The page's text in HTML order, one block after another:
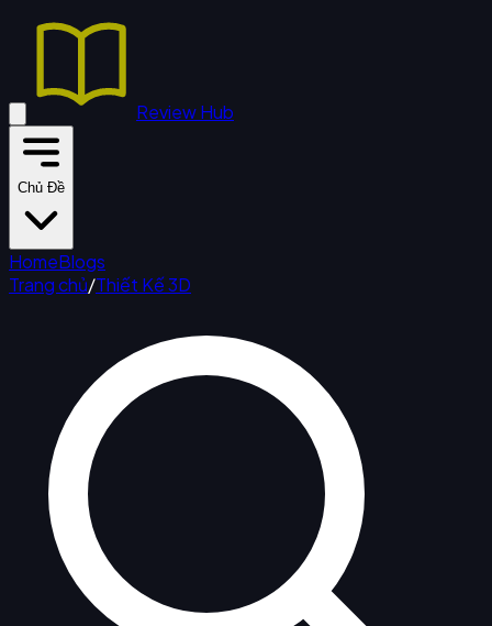
Review Hub
Chủ Đề
HomeBlogs
Trang chủ/Thiết Kế 3D